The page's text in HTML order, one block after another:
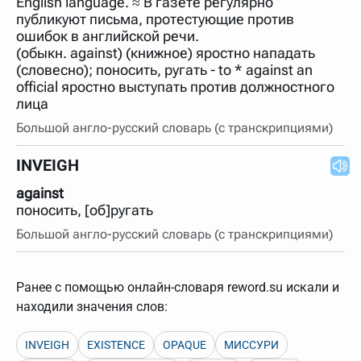
нужно будет нажать на кнопку "Найти".
Для более сложных случаев существует возможность
указывать несколько слов в запросе. Например, если
написать в строке запроса "Пушкин поэт" и нажать
"Найти", выведутся все словарные статьи о поэте
Пушкине, но не о городе.
В сложных запросах тоже могут присутствовать
слово "***м***ов", в задании "русский поэт 19 века".
кавычек). Нажимаем "Найти" и получаем статью
Порядок словарей можно изменять, перетаскивая
словарь вверх или вниз за прямоугольник слева от
названия словаря. Также можно выключать ненужные
словари.
публикуют письма, протестующие против
ошибок в английской речи.
(обыкн. against) (книжное) яростно нападать
(словесно); поносить, ругать - to * against an
official яростно выступать против должностного
лица
Большой англо-русский словарь (с транскрипциями)
INVEIGH
against
поносить, [об]ругать
Большой англо-русский словарь (с транскрипциями)
Ранее с помощью онлайн-словаря reword.su искали и
находили значения слов:
INVEIGH EXISTENCE OPAQUE МИССУРИ